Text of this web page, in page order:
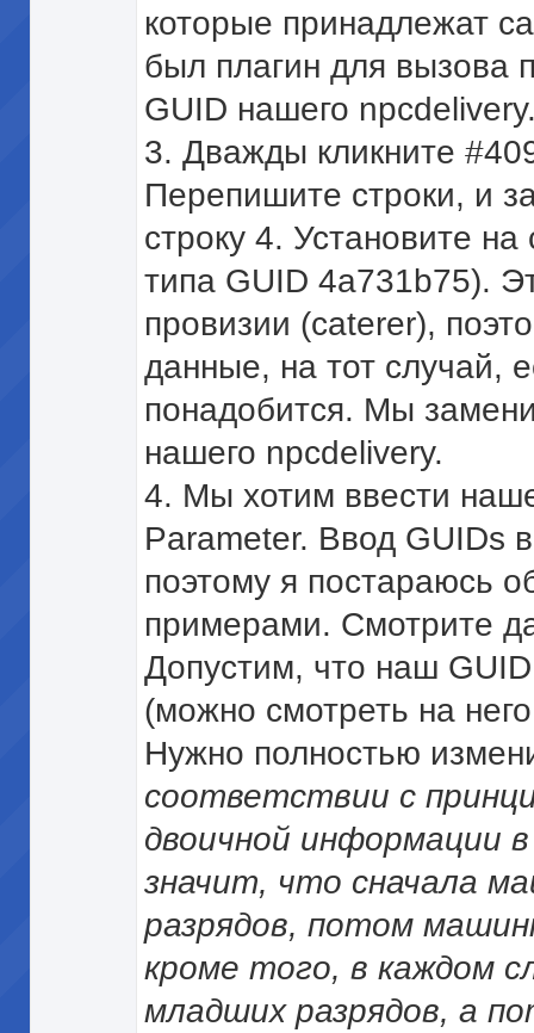
которые принадлежат
был плагин для вызова
GUID нашего
3. Дважды кликните
Перепишите строки, и
строку 4. Установите
типа GUID 4a731b75).
провизии (caterer),
данные, на тот случай,
понадобится. Мы
нашего npcdelivery.
4. Мы хотим ввести
Parameter. Ввод GUIDs
поэтому я постараюсь
примерами. Смотрите
Допустим, что наш
(можно смотреть на
Нужно полностью
соответствии с
двоичной информации
значит, что сначала
разрядов, потом
кроме того, в каждом
младших разрядов, а